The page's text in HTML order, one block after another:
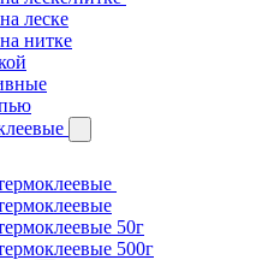
леске
нитке
50г
500г